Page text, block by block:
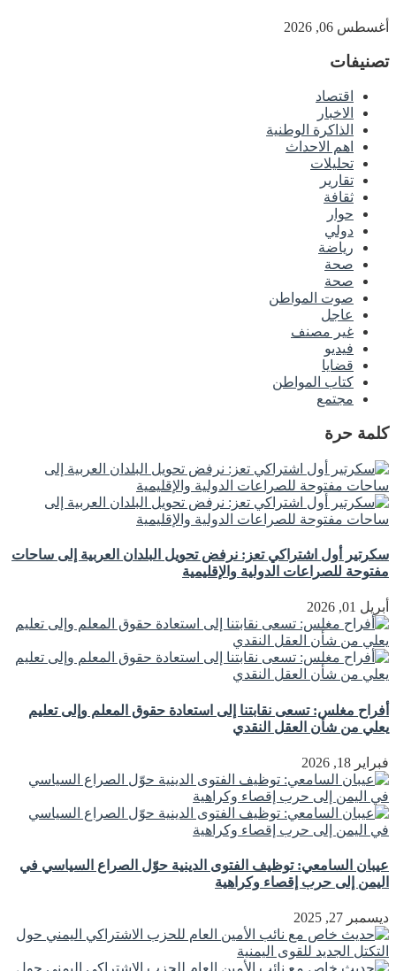
أغسطس 06, 2026
تصنيفات
اقتصاد
الاخبار
الذاكرة الوطنية
اهم الاحداث
تحليلات
تقارير
ثقافة
حوار
دولي
رياضة
صحة
صحة
صوت المواطن
عاجل
غير مصنف
فيديو
قضايا
كتاب المواطن
مجتمع
كلمة حرة
سكرتير أول اشتراكي تعز: نرفض تحويل البلدان العربية إلى ساحات
مفتوحة للصراعات الدولية والإقليمية
أبريل 01, 2026
أفراح مغلس: تسعى نقابتنا إلى استعادة حقوق المعلم وإلى تعليم
يعلي من شأن العقل النقدي
فبراير 18, 2026
عيبان السامعي: توظيف الفتوى الدينية حوّل الصراع السياسي في
اليمن إلى حرب إقصاء وكراهية
ديسمبر 27, 2025